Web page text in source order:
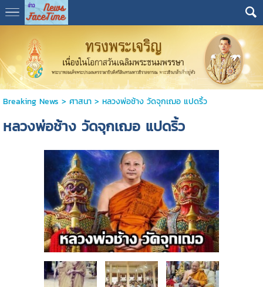
Breaking News > ศาสนา> หลวงพ่อช้าง วัดจุกเฌอ แปดริ้ว
หลวงพ่อช้าง วัดจุกเฌอ แปดริ้ว